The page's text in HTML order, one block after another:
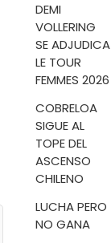
DEMI
VOLLERING
SE ADJUDICA
LE TOUR
FEMMES 2026
COBRELOA
SIGUE AL
TOPE DEL
ASCENSO
CHILENO
LUCHA PERO
NO GANA